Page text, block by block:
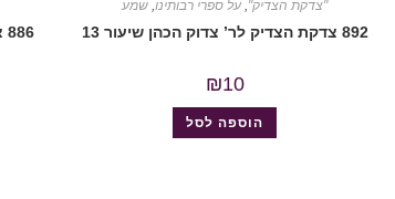
"צדקת הצדיק" על ספרי רבותינו, שמע
892 צדקת הצדיק לר’ צדוק הכהן שיעור 13
₪10
הוספה לסל
886 צדקת הצדיק לר’ צדוק הכהן שיעור 7